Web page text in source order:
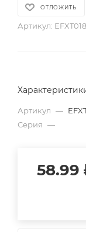
ОТЛОЖИТЬ
Артикул:
Артикул —
Серия —
58.99